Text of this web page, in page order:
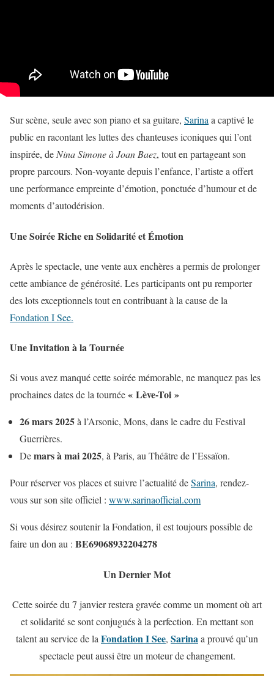
Sur scène, seule avec son piano et sa guitare, Sarinaa captivé le
public en racontant les luttes des chanteuses iconiques qui l’ont
inspirée, deNina Simone à Joan Baez, tout en partageant son
propre parcours. Non-voyante depuis l’enfance, l’artiste a offert
une performance empreinte d’émotion, ponctuée d’humour et de
moments d’autodérision.
Une Soirée Riche en Solidarité et Émotion
Après le spectacle, une vente aux enchères a permis de prolonger
cette ambiance de générosité. Les participants ont pu remporter
des lots exceptionnels tout en contribuant à la cause de la
Fondation I See.
Une Invitation à la Tournée
Si vous avez manqué cette soirée mémorable, ne manquez pas les
prochaines dates de la tournée« Lève-Toi »
26 mars 2025à l’Arsonic, Mons, dans le cadre du Festival
Guerrières.
Demars à mai 2025, à Paris, au Théâtre de l’Essaïon.
Pour réserver vos places et suivre l’actualité deSarina, rendez-
vous sur son site officiel : www.sarinaofficial.com
Si vous désirez soutenir la Fondation, il est toujours possible de
faire un don au : BE69068932204278
Un Dernier Mot
Cette soirée du 7 janvier restera gravée comme un moment où art
et solidarité se sont conjugués à la perfection. En mettant son
talent au service de la Fondation I See, Sarinaa prouvé qu’un
spectacle peut aussi être un moteur de changement.